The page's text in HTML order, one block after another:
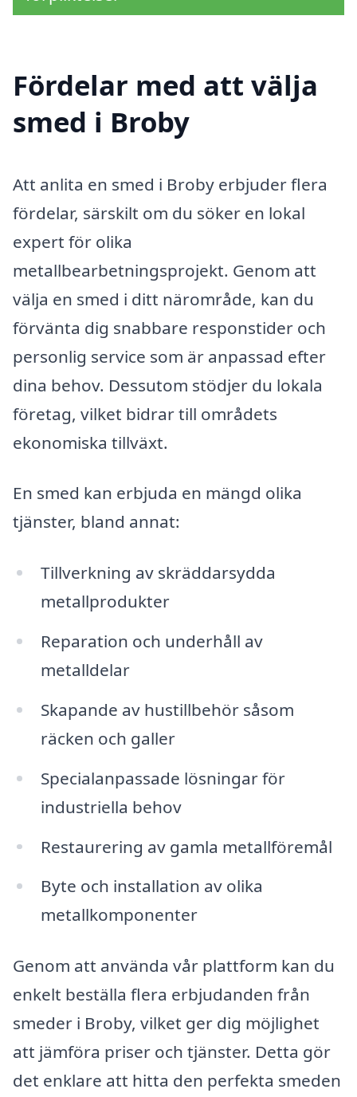
Fördelar med att välja
smed i Broby
Att anlita en smed i Broby erbjuder flera
fördelar, särskilt om du söker en lokal
expert för olika
metallbearbetningsprojekt. Genom att
välja en smed i ditt närområde, kan du
förvänta dig snabbare responstider och
personlig service som är anpassad efter
dina behov. Dessutom stödjer du lokala
företag, vilket bidrar till områdets
ekonomiska tillväxt.
En smed kan erbjuda en mängd olika
tjänster, bland annat:
Tillverkning av skräddarsydda
metallprodukter
Reparation och underhåll av
metalldelar
Skapande av hustillbehör såsom
räcken och galler
Specialanpassade lösningar för
industriella behov
Restaurering av gamla metallföremål
Byte och installation av olika
metallkomponenter
Genom att använda vår plattform kan du
enkelt beställa flera erbjudanden från
smeder i Broby, vilket ger dig möjlighet
att jämföra priser och tjänster. Detta gör
det enklare att hitta den perfekta smeden